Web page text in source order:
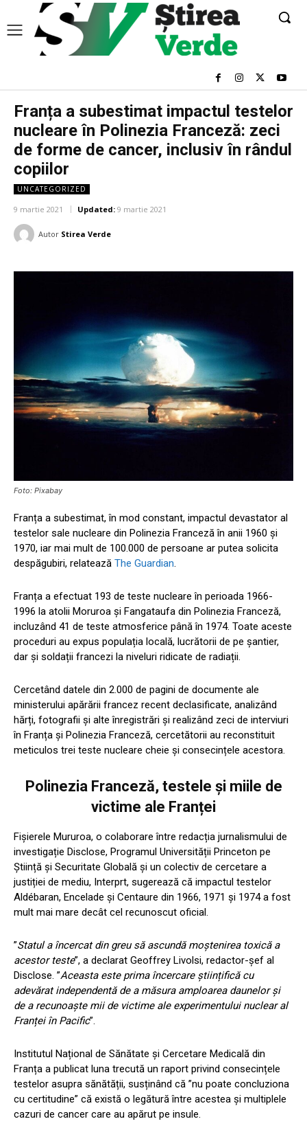
Franța a subestimat impactul testelor
nucleare în Polinezia Franceză: zeci
de forme de cancer, inclusiv în rândul
copiilor
UNCATEGORIZED
9 martie 2021 Updated: 9 martie 2021
Autor Stirea Verde
Foto: Pixabay
Franța a subestimat, în mod constant, impactul devastator al
testelor sale nucleare din Polinezia Franceză în anii 1960 și
1970, iar mai mult de 100.000 de persoane ar putea solicita
despăgubiri, relatează The Guardian.
Franța a efectuat 193 de teste nucleare în perioada 1966-
1996 la atolii Moruroa și Fangataufa din Polinezia Franceză,
incluzând 41 de teste atmosferice până în 1974. Toate aceste
proceduri au expus populația locală, lucrătorii de pe șantier,
dar și soldații francezi la niveluri ridicate de radiații.
Cercetând datele din 2.000 de pagini de documente ale
ministerului apărării francez recent declasificate, analizând
hărți, fotografii și alte înregistrări și realizând zeci de interviuri
în Franța și Polinezia Franceză, cercetătorii au reconstituit
meticulos trei teste nucleare cheie și consecințele acestora.
Polinezia Franceză, testele și miile de
victime ale Franței
Fișierele Mururoa, o colaborare între redacția jurnalismului de
investigație Disclose, Programul Universității Princeton pe
Știință și Securitate Globală și un colectiv de cercetare a
justiției de mediu, Interprt, sugerează că impactul testelor
Aldébaran, Encelade și Centaure din 1966, 1971 și 1974 a fost
mult mai mare decât cel recunoscut oficial.
”Statul a încercat din greu să ascundă moștenirea toxică a
acestor teste”, a declarat Geoffrey Livolsi, redactor-șef al
Disclose. ”Aceasta este prima încercare științifică cu
adevărat independentă de a măsura amploarea daunelor și
de a recunoaște mii de victime ale experimentului nuclear al
Franței în Pacific”.
Institutul Național de Sănătate și Cercetare Medicală din
Franța a publicat luna trecută un raport privind consecințele
testelor asupra sănătății, susținând că ”nu poate concluziona
cu certitudine” că există o legătură între acestea și multiplele
cazuri de cancer care au apărut pe insule.